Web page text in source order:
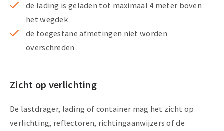
de lading is geladen tot maximaal 4 meter boven
het wegdek
de toegestane afmetingen niet worden
overschreden
Zicht op verlichting
De lastdrager, lading of container mag het zicht op
verlichting, reflectoren, richtingaanwijzers of de